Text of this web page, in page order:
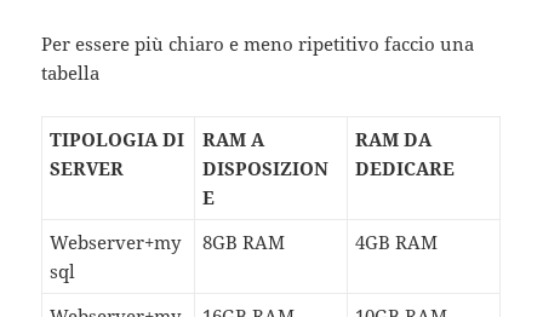
Per essere più chiaro e meno ripetitivo faccio una
tabella
TIPOLOGIA DI
SERVER
RAM A
DISPOSIZION
E
RAM DA
DEDICARE
Webserver+my
sql
8GB RAM 4GB RAM